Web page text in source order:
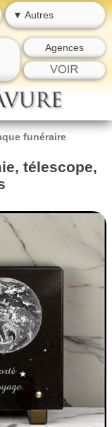
▼ Autres
Agences
funéraire
télescope,